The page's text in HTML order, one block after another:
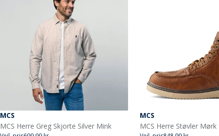
MCS
MCS Herre Greg Skjorte Silver Mink
MCS
MCS Herre Støvler Mørk